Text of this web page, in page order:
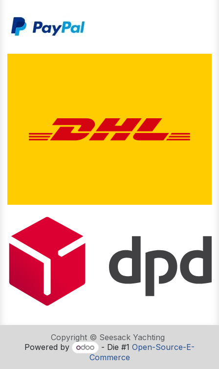
Copyright © Seesack Yachting
Powered by
- Die #1 Open-Source-E-
Commerce